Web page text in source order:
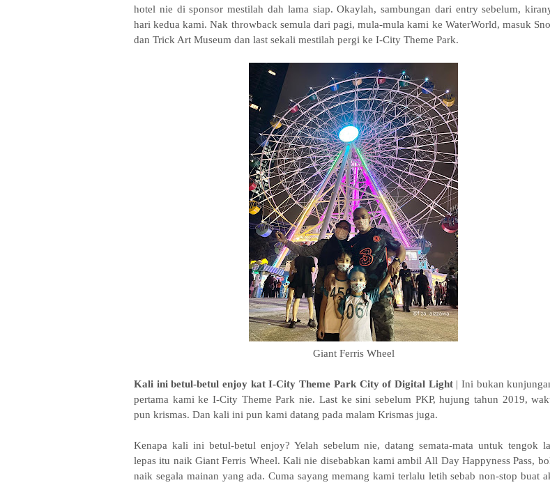
hotel nie di sponsor mestilah dah lama siap. Okaylah, sambungan dari entry sebelum,
hari kedua kami. Nak throwback semula dari pagi, mula-mula kami ke WaterWorld, masuk
dan Trick Art Museum dan last sekali mestilah pergi ke I-City Theme Park.
Giant Ferris Wheel
Kali ini betul-betul enjoy kat I-City Theme Park City of Digital Light| Ini bukan
pertama kami ke I-City Theme Park nie. Last ke sini sebelum PKP, hujung tahun 2019,
pun krismas. Dan kali ini pun kami datang pada malam Krismas juga.
Kenapa kali ini betul-betul enjoy? Yelah sebelum nie, datang semata-mata untuk tengok
lepas itu naik Giant Ferris Wheel. Kali nie disebabkan kami ambil All Day Happyness Pass,
naik segala mainan yang ada. Cuma sayang memang kami terlalu letih sebab non-stop buat